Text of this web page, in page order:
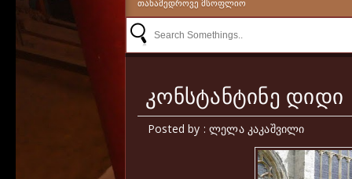
ᲗᲐᲜᲐᲛᲔᲓᲠᲝᲕᲔ ᲛᲡᲝᲤᲚᲘᲝ
კონსტანტინე დიდი
Posted by : ლელა კაკაშვილი